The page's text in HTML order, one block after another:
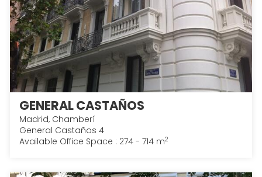
GENERAL CASTAÑOS
Madrid, Chamberí
General Castaños 4
Available Office Space : 274 - 714 m2